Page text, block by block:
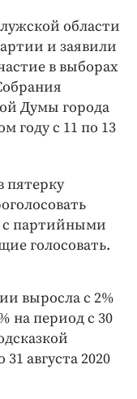
области
и заявили
в выборах
Думы города
году с 11 по 13
пятерку
с партийными
голосовать.
выросла с 2%
на период с 30
августа 2020